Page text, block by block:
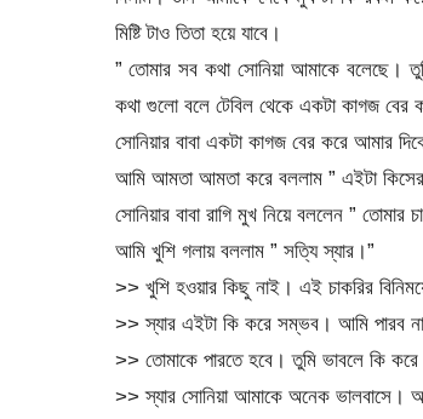
মিষ্টি টাও তিতা হয়ে যাবে।
” তোমার সব কথা সোনিয়া আমাকে বলেছে।
কথা গুলো বলে টেবিল থেকে একটা কাগজ
সোনিয়ার বাবা একটা কাগজ বের করে আমার
আমি আমতা আমতা করে বললাম ” এইটা
সোনিয়ার বাবা রাগি মুখ নিয়ে বললেন ”
আমি খুশি গলায় বললাম ” সত্যি স্যার।”
>> খুশি হওয়ার কিছু নাই। এই চাকরির
>> স্যার এইটা কি করে সম্ভব। আমি পারব
>> তোমাকে পারতে হবে। তুমি ভাবলে কি করে
>> স্যার সোনিয়া আমাকে অনেক ভালবাসে।